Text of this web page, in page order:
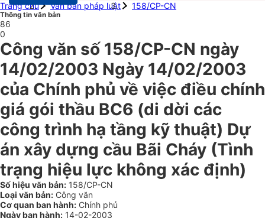
Trang chủ
Văn bản pháp luật 158/CP-CN
Thông tin văn bản
86
0
Công văn số 158/CP-CN ngày
14/02/2003 Ngày 14/02/2003
của Chính phủ về việc điều chính
giá gói thầu BC6 (di dời các
công trình hạ tầng kỹ thuật) Dự
án xây dựng cầu Bãi Cháy (Tình
trạng hiệu lực không xác định)
Số hiệu văn bản: 158/CP-CN
Loại văn bản: Công văn
Cơ quan ban hành: Chính phủ
Ngày ban hành: 14-02-2003